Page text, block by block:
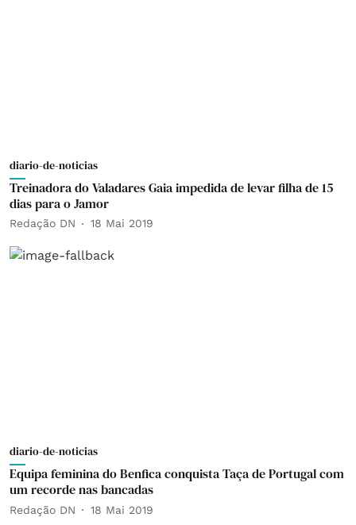
diario-de-noticias
Treinadora do Valadares Gaia impedida de levar filha de 15
dias para o Jamor
Redação DN 18 Mai 2019
diario-de-noticias
Equipa feminina do Benfica conquista Taça de Portugal com
um recorde nas bancadas
Redação DN 18 Mai 2019